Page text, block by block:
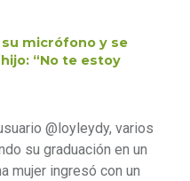
micrófono y se
“No te estoy
@loyleydy, varios
su graduación en un
mujer ingresó con un